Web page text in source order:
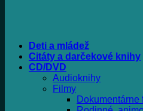
Deti a mládež
Citáty a darčekové knihy
CD/DVD
Audioknihy
Filmy
Dokumentárne